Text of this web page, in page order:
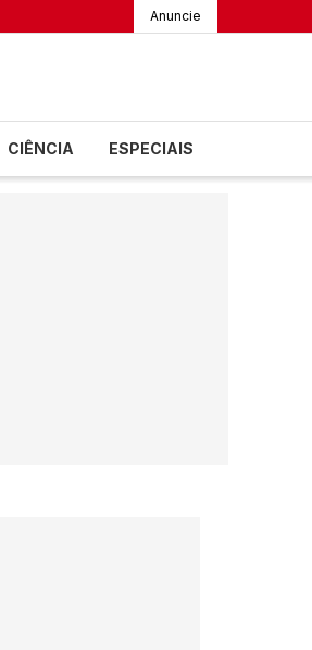
Anuncie
CIÊNCIA ESPECIAIS